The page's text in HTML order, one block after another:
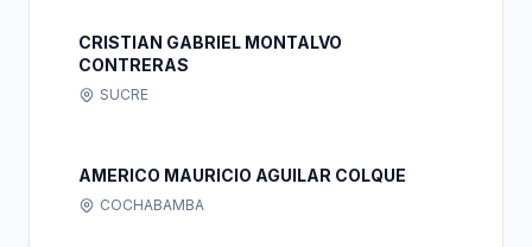
CRISTIAN GABRIEL MONTALVO
CONTRERAS
SUCRE
AMERICO MAURICIO AGUILAR COLQUE
COCHABAMBA